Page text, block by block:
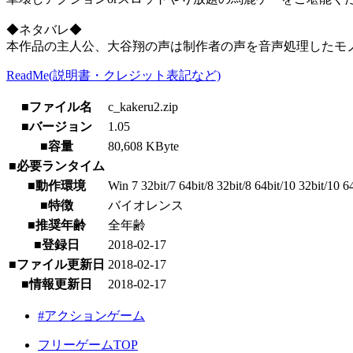
◆ネタバレ◆
本作品の主人公、大谷翔の声は制作者の声を音声処理したモ
ReadMe(説明書・クレジット表記など)
■ファイル名
c_kakeru2.zip
■バージョン
1.05
■容量
80,608 KByte
■必要ランタイム
■動作環境
Win 7 32bit/7 64bit/8 32bit/8 64bit/10 32bit/10
■特徴
バイオレンス
■推奨年齢
全年齢
■登録日
2018-02-17
■ファイル更新日 2018-02-17
■情報更新日
2018-02-17
#アクションゲーム
フリーゲームTOP